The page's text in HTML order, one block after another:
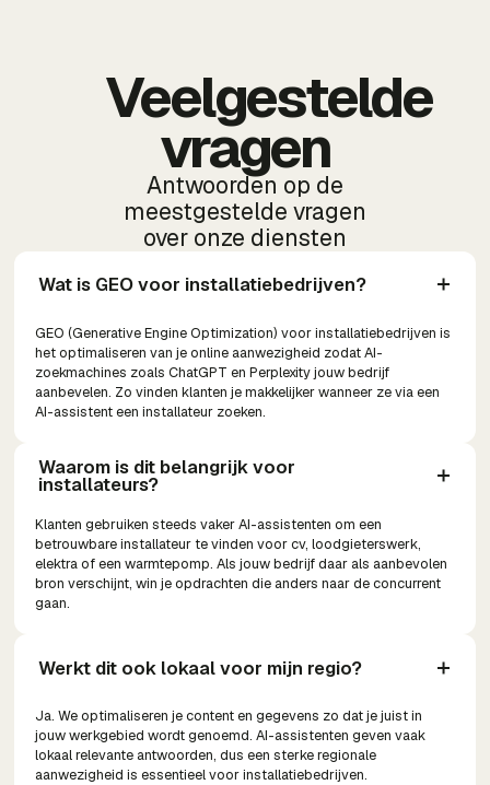
Veelgestelde
vragen
Antwoorden op de
meestgestelde vragen
over onze diensten
Wat is GEO voor installatiebedrijven?
GEO (Generative Engine Optimization) voor installatiebedrijven is
het optimaliseren van je online aanwezigheid zodat AI-
zoekmachines zoals ChatGPT en Perplexity jouw bedrijf
aanbevelen. Zo vinden klanten je makkelijker wanneer ze via een
AI-assistent een installateur zoeken.
Waarom is dit belangrijk voor
installateurs?
Klanten gebruiken steeds vaker AI-assistenten om een
betrouwbare installateur te vinden voor cv, loodgieterswerk,
elektra of een warmtepomp. Als jouw bedrijf daar als aanbevolen
bron verschijnt, win je opdrachten die anders naar de concurrent
gaan.
Werkt dit ook lokaal voor mijn regio?
Ja. We optimaliseren je content en gegevens zo dat je juist in
jouw werkgebied wordt genoemd. AI-assistenten geven vaak
lokaal relevante antwoorden, dus een sterke regionale
aanwezigheid is essentieel voor installatiebedrijven.